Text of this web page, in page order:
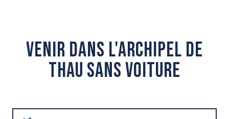
Venir dans l'Archipel de
Thau sans voiture